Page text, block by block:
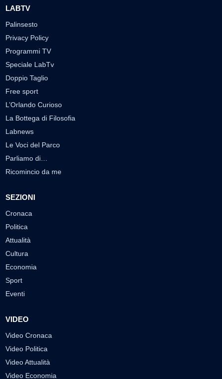
LABTV
Palinsesto
Privacy Policy
Programmi TV
Speciale LabTv
Doppio Taglio
Free sport
L’Orlando Curioso
La Bottega di Filosofia
Labnews
Le Voci del Parco
Parliamo di…
Ricomincio da me
SEZIONI
Cronaca
Politica
Attualità
Cultura
Economia
Sport
Eventi
VIDEO
Video Cronaca
Video Politica
Video Attualità
Video Economia